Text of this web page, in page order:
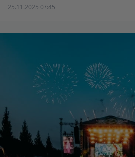
25.11.2025 07:45